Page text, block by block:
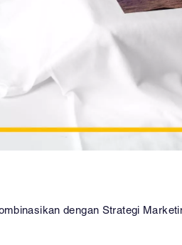
dengan Strategi